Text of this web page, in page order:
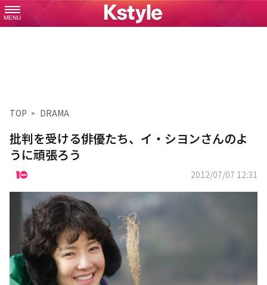
MENU
TOP DRAMA
批判を受ける俳優たち、イ・シヨンさんのよ
うに頑張ろう
2012/07/07 12:31